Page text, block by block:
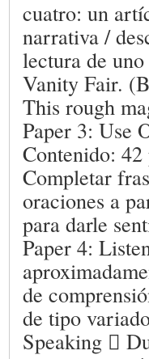
cuatro: un
narrativa /
lectura de
Vanity Fair.
This rough
Paper 3: Use
Contenido:
Completar
oraciones a
para darle
Paper 4:
de
de tipo
Speaking 